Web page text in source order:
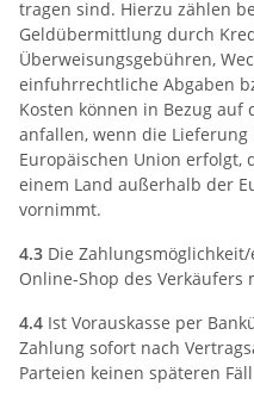
tragen sind. Hierzu zählen
Geldübermittlung durch
Überweisungsgebühren,
einfuhrrechtliche Abgaben
Kosten können in Bezug
anfallen, wenn die
Europäischen Union erfolgt,
einem Land außerhalb der
vornimmt.
4.3 Die
Online-Shop des Verkäufers
4.4 Ist Vorauskasse per
Zahlung sofort nach
Parteien keinen späteren